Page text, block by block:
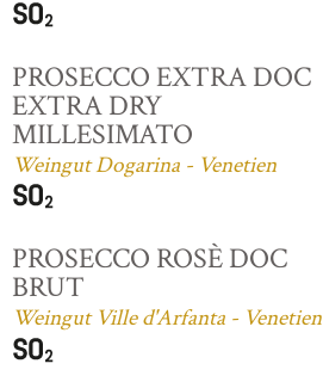
PROSECCO EXTRA DOC
EXTRA DRY
MILLESIMATO
Weingut Dogarina - Venetien
PROSECCO ROSÈ DOC
BRUT
Weingut Ville d'Arfanta - Venetien